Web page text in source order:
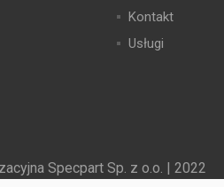
Kontakt
Usługi
Specpart Sp. z o.o. | 2022